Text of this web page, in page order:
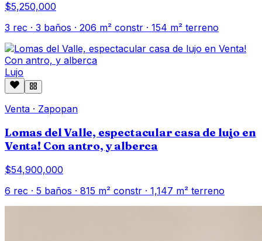
$5,250,000
3 rec · 3 baños · 206 m² constr · 154 m² terreno
Lujo
Venta · Zapopan
Lomas del Valle, espectacular casa de lujo en
Venta! Con antro, y alberca
$54,900,000
6 rec · 5 baños · 815 m² constr · 1,147 m² terreno